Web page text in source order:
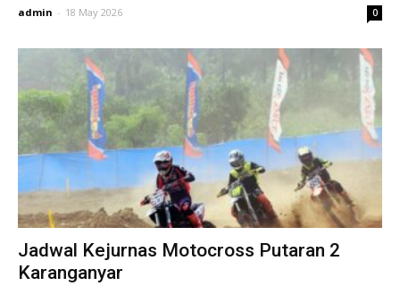
admin - 18 May 2026 0
Jadwal Kejurnas Motocross Putaran 2
Karanganyar